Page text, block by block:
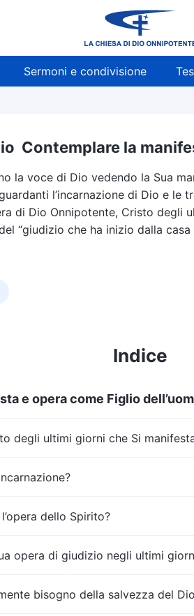
Sermoni e condivisione
Contemplare la
la voce di Dio vedendo la Sua
l’incarnazione di Dio e le
di Dio Onnipotente, Cristo
“giudizio che ha inizio dalla
Indice
e opera come Figlio
degli ultimi giorni che Si
dello Spirito?
opera di giudizio negli ultimi
bisogno della salvezza del